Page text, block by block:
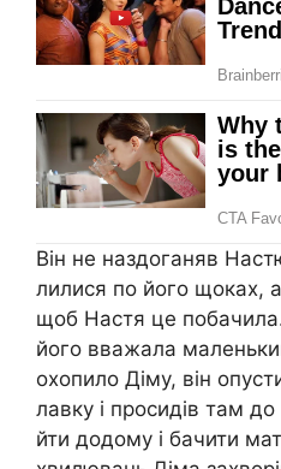
Він не наздоганяв
лилися по його щоках,
щоб Настя це
його вважала
охопило Діму, він
лавку і просидів там
йти додому і бачити